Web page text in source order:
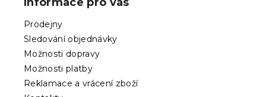
Prodejny
Sledování objednávky
Možnosti dopravy
Možnosti platby
Reklamace a vrácení zboží